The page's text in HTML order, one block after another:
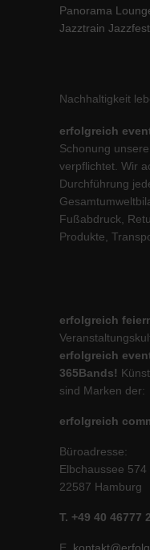
Panorama
Jazztrain
Nachhaltigkeit
erfolgreich
Schonung
verpflichtet. Wir
Durchführung
Fußabdruck,
Produkte,
erfolgreich
erfolgreich
365Bands!
sind Marken der:
erfolgreich
Büroadresse:
Elbchaussee 574
22587 Hamburg
T. +49 40 46777